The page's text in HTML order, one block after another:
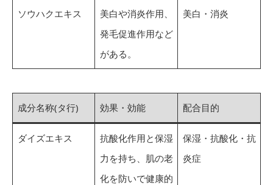
ソウハクエキス
美白や消炎作用、
発毛促進作用など
がある。
美白・消炎
成分名称(タ行) 効果・効能 配合目的
ダイズエキス
抗酸化作用と保湿
力を持ち、肌の老
化を防いで健康的
保湿・抗酸化・抗
炎症